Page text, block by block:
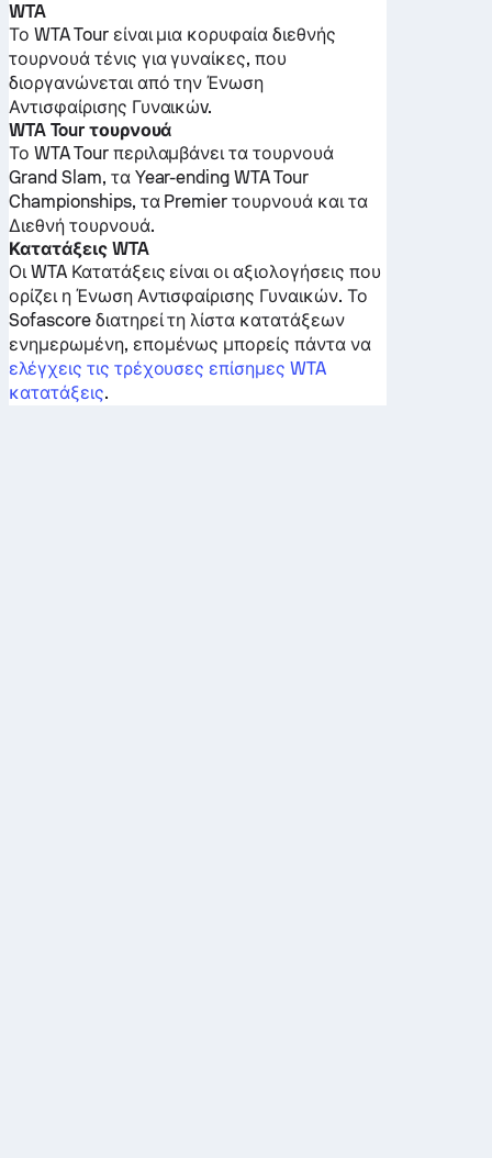
WTA
Το WTA Tour είναι μια κορυφαία διεθνής
τουρνουά τένις για γυναίκες, που
διοργανώνεται από την Ένωση
Αντισφαίρισης Γυναικώv.
WTA Tour τουρνουά
Το WTA Tour περιλαμβάνει τα τουρνουά
Grand Slam, τα Year-ending WTA Tour
Championships, τα Premier τουρνουά και τα
Διεθνή τουρνουά.
Κατατάξεις WTA
Οι WTA Κατατάξεις είναι οι αξιολογήσεις που
ορίζει η Ένωση Αντισφαίρισης Γυναικών. Το
Sofascore διατηρεί τη λίστα κατατάξεων
ενημερωμένη, επομένως μπορείς πάντα να
ελέγχεις τις τρέχουσες επίσημες WTA
κατατάξεις.